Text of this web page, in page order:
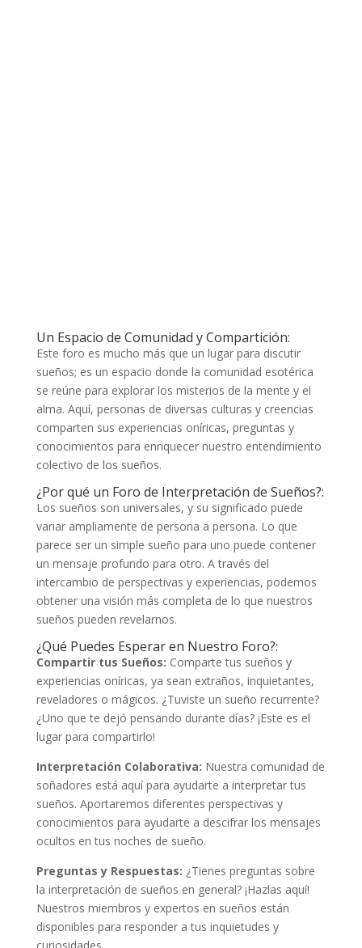
Un Espacio de Comunidad y Compartición:
Este foro es mucho más que un lugar para discutir
sueños; es un espacio donde la comunidad esotérica
se reúne para explorar los misterios de la mente y el
alma. Aquí, personas de diversas culturas y creencias
comparten sus experiencias oníricas, preguntas y
conocimientos para enriquecer nuestro entendimiento
colectivo de los sueños.
¿Por qué un Foro de Interpretación de Sueños?:
Los sueños son universales, y su significado puede
variar ampliamente de persona a persona. Lo que
parece ser un simple sueño para uno puede contener
un mensaje profundo para otro. A través del
intercambio de perspectivas y experiencias, podemos
obtener una visión más completa de lo que nuestros
sueños pueden revelarnos.
¿Qué Puedes Esperar en Nuestro Foro?:
Compartir tus Sueños: Comparte tus sueños y
experiencias oníricas, ya sean extraños, inquietantes,
reveladores o mágicos. ¿Tuviste un sueño recurrente?
¿Uno que te dejó pensando durante días? ¡Este es el
lugar para compartirlo!
Interpretación Colaborativa: Nuestra comunidad de
soñadores está aquí para ayudarte a interpretar tus
sueños. Aportaremos diferentes perspectivas y
conocimientos para ayudarte a descifrar los mensajes
ocultos en tus noches de sueño.
Preguntas y Respuestas: ¿Tienes preguntas sobre
la interpretación de sueños en general? ¡Hazlas aquí!
Nuestros miembros y expertos en sueños están
disponibles para responder a tus inquietudes y